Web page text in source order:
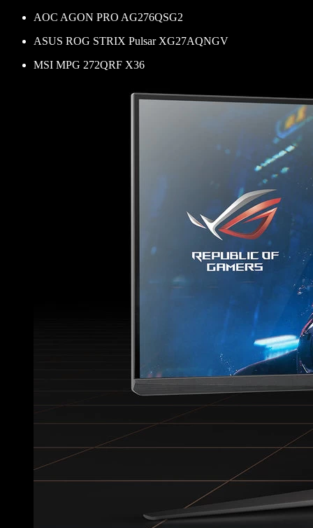
AOC AGON PRO AG276QSG2
ASUS ROG STRIX Pulsar XG27AQNGV
MSI MPG 272QRF X36